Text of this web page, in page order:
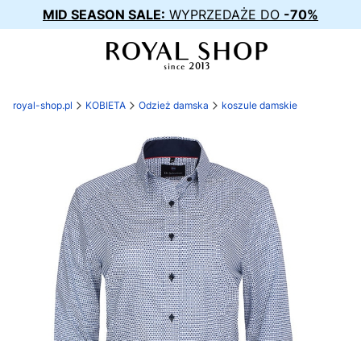
MID SEASON SALE: WYPRZEDAŻE DO -70%
royal-shop.pl KOBIETA Odzież damska koszule damskie